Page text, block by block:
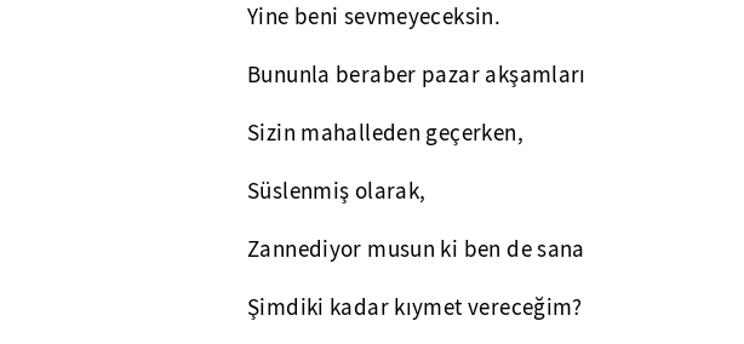
Yine beni sevmeyeceksin.
Bununla beraber pazar akşamları
Sizin mahalleden geçerken,
Süslenmiş olarak,
Zannediyor musun ki ben de sana
Şimdiki kadar kıymet vereceğim?